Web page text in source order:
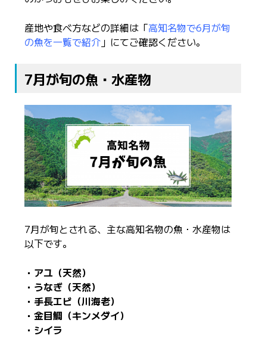
産地や食べ方などの詳細は「高知名物で6月が旬
の魚を一覧で紹介 」にてご確認ください。
7月が旬の魚・水産物
7月が旬とされる、主な高知名物の魚・水産物は
以下です。
・アユ（天然）
・うなぎ（天然）
・手長エビ（川海老）
・金目鯛（キンメダイ）
・シイラ